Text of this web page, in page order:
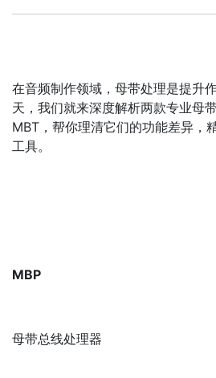
在音频制作领域，母带处理是提升
天，我们就来深度解析两款专业
MBT，帮你理清它们的功能差异，
工具。
MBP
母带总线处理器